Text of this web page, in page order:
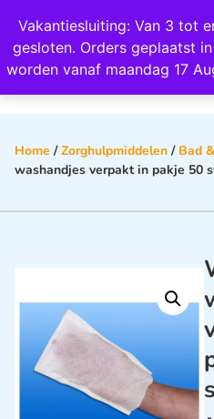
Vakantiesluiting: Van 3 tot
gesloten. Orders geplaatst
worden vanaf maandag 17
Wij scoren
Home /Zorghulpmiddelen / Bad
washandjes verpakt in pakje 50